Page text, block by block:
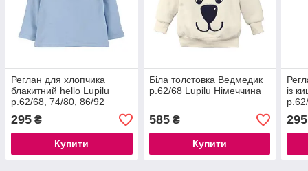
Реглан для хлопчика
блакитний hello Lupilu
р.62/68, 74/80, 86/92
295 ₴
Купити
Біла толстовка Ведмедик
р.62/68 Lupilu Німеччина
585₴
Купити
із
295